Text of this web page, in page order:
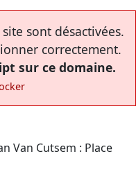
sont désactivées.
correctement.
sur ce domaine.